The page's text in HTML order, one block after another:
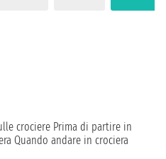
crociere Prima di partire in
Quando andare in crociera